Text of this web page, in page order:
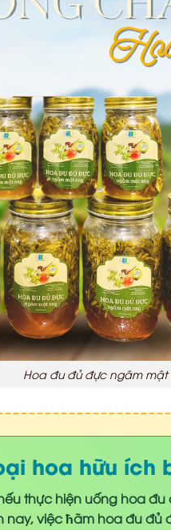
Hoa đu đủ đực ngâm
hoa hữu ích
thực hiện uống hoa
nay, việc ћãm hoa đu